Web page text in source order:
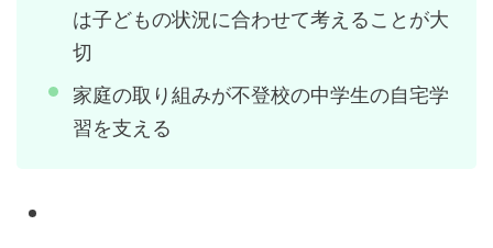
は子どもの状況に合わせて考えることが大
切
家庭の取り組みが不登校の中学生の自宅学
習を支える